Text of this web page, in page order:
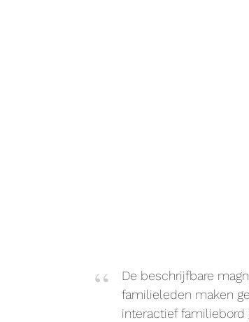
De beschrijfbare
familieleden maken
interactief familiebord